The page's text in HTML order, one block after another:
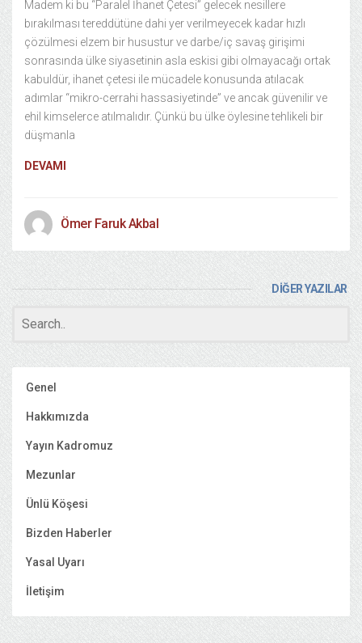
Madem ki bu “Paralel İhanet Çetesi” gelecek nesillere
bırakılması tereddütüne dahi yer verilmeyecek kadar hızlı
çözülmesi elzem bir husustur ve darbe/iç savaş girişimi
sonrasında ülke siyasetinin asla eskisi gibi olmayacağı ortak
kabuldür, ihanet çetesi ile mücadele konusunda atılacak
adımlar “mikro-cerrahi hassasiyetinde” ve ancak güvenilir ve
ehil kimselerce atılmalıdır. Çünkü bu ülke öylesine tehlikeli bir
düşmanla
DEVAMI
Ömer Faruk Akbal
DİĞER YAZILAR
Genel
Hakkımızda
Yayın Kadromuz
Mezunlar
Ünlü Köşesi
Bizden Haberler
Yasal Uyarı
İletişim